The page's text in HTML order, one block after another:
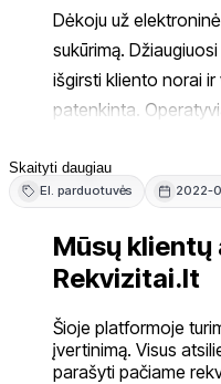
Dėkoju už
sukūrimą.
išgirsti kliento norai
patenkinta.
bendravimas.
kantrybė bandant
Skaityti daugiau
El. parduotuvės 2022-
Mūsų
Rekvizitai.lt
Šioje platformoje
įvertinimą. Visus
parašyti pačiame